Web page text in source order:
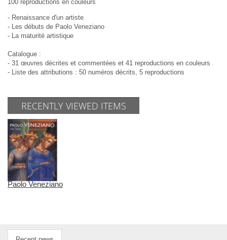
100 reproductions en couleurs
- Renaissance d'un artiste
- Les débuts de Paolo Veneziano
- La maturité artistique
Catalogue :
- 31 œuvres décrites et commentées et 41 reproductions en couleurs
- Liste des attributions : 50 numéros décrits, 5 reproductions
RECENTLY VIEWED ITEMS
Paolo Veneziano